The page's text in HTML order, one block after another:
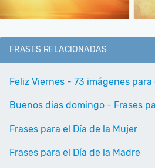
FRASES RELACIONADAS
Feliz Viernes - 73 imágenes
Buenos dias domingo - Frases
Frases para el Día de la Mujer
Frases para el Día de la Madre